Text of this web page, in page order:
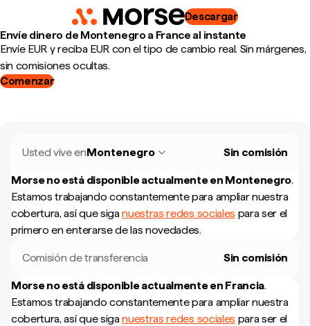
Descargar
Envíe dinero de Montenegro a France al instante
Envíe EUR y reciba EUR con el tipo de cambio real. Sin márgenes,
sin comisiones ocultas.
Comenzar
Usted vive enMontenegro Sin comisión
Morse no está disponible actualmente en Montenegro.
Estamos trabajando constantemente para ampliar nuestra
cobertura, así que siganuestras redes sociales para ser el
primero en enterarse de las novedades.
Comisión de transferencia Sin comisión
Morse no está disponible actualmente en Francia.
Estamos trabajando constantemente para ampliar nuestra
cobertura, así que siganuestras redes sociales para ser el